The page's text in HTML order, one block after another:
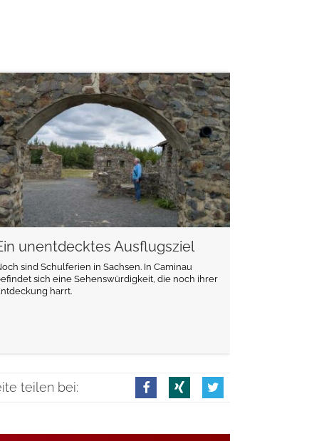
unentdecktes Ausflugsziel
sind Schulferien in Sachsen. In Caminau
sich eine Sehenswürdigkeit, die noch ihrer
harrt.
weiterlesen
teilen bei: